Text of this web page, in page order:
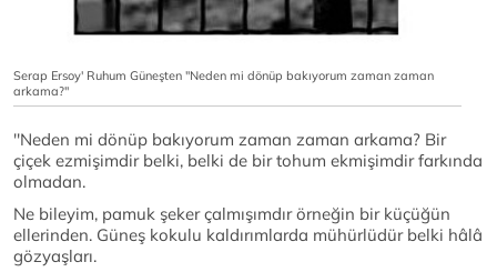
Serap Ersoy' Ruhum Güneşten ''Neden mi dönüp bakıyorum zaman zaman
arkama?''
''Neden mi dönüp bakıyorum zaman zaman arkama? Bir
çiçek ezmişimdir belki, belki de bir tohum ekmişimdir farkında
olmadan.
Ne bileyim, pamuk şeker çalmışımdır örneğin bir küçüğün
ellerinden. Güneş kokulu kaldırımlarda mühürlüdür belki hâlâ
gözyaşları.